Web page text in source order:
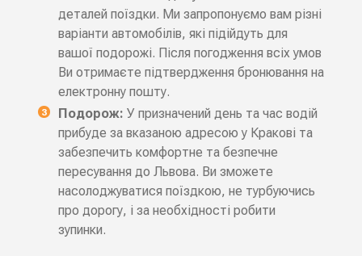
деталей поїздки. Ми запропонуємо вам різні
варіанти автомобілів, які підійдуть для
вашої подорожі. Після погодження всіх умов
Ви отримаєте підтвердження бронювання на
електронну пошту.
Подорож: У призначений день та час водій
прибуде за вказаною адресою у Кракові та
забезпечить комфортне та безпечне
пересування до Львова. Ви зможете
насолоджуватися поїздкою, не турбуючись
про дорогу, і за необхідності робити
зупинки.